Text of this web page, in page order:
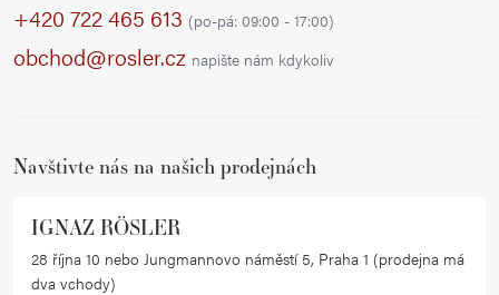
+420 722 465 613 (po-pá: 09:00 - 17:00)
obchod@rosler.cz napište nám kdykoliv
Navštivte nás na našich prodejnách
IGNAZ RÖSLER
28 října 10 nebo Jungmannovo náměstí 5, Praha 1 (prodejna má
dva vchody)